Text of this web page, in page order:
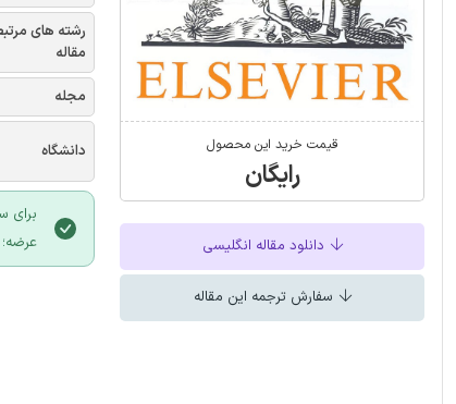
قیمت خرید این محصول
رایگان
دانلود مقاله انگلیسی
سفارش ترجمه این مقاله
رشته های
مقاله
مجله
دانشگاه
برای